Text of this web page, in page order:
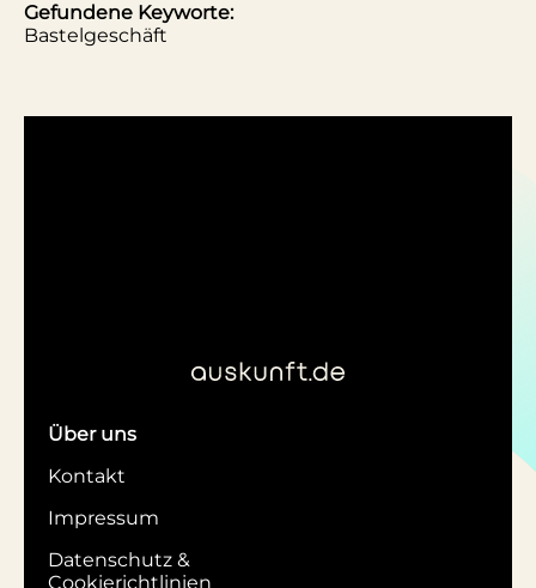
Gefundene Keyworte:
Bastelgeschäft
Über uns
Kontakt
Impressum
Datenschutz &
Cookierichtlinien